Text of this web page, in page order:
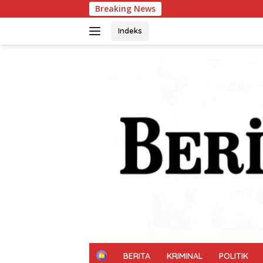
ke
Breaking News
Indeks
H
BERITA KRIMINAL POLITIK